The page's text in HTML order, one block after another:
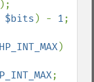
);
$bits ) - 1;
)
;